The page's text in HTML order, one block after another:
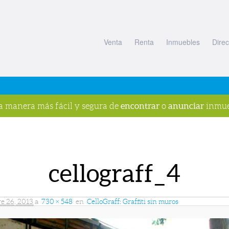
Venta Renta Inmuebles
manera más fácil y segura de encontrar o anunciar
cellograff_4
26, 2013 a 730 × 548 en CelloGraff: Graffiti sin muros